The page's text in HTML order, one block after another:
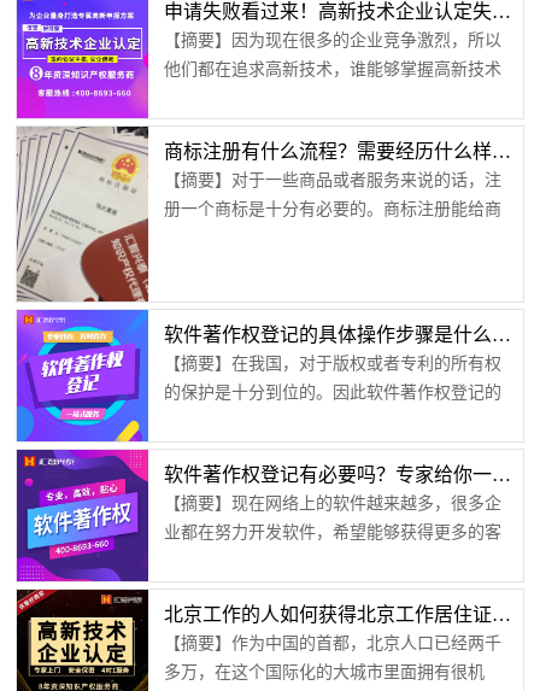
麻烦重重。这些误区有哪些呢？让小编为您做
一下详细介绍：第一、等到需要的时候再申请
很多企业虽然已经涉及到高新技术，但是却没
时候，才想起来去申请，因为非常容易就能够
通过。其实，这就是申请误区，高新技术企业...
申请失败看过来！高新技术企业认定失败的原因在这里【汇智兴泰】
【摘要】因为现在很多的企业竞争激烈，所以
他们都在追求高新技术，谁能够掌握高新技术
是当下追求的技术更是站稳未来市场的技术，
所以很多的企业都想要争夺高新技术企业认
定。为何总是申请失败？虽然企业总是想要追
求高新技术，但是很多的企业都不肯拿出研发
大多数都失败，这是因为申请认定需要有条
件，...
商标注册有什么流程？需要经历什么样的过程？【汇智兴泰】
【摘要】对于一些商品或者服务来说的话，注
册一个商标是十分有必要的。商标注册能给商
品是什么牌子的，而这个商标就是很好的区分
度，这样就以便消费者购买自己喜欢的商标的
产品。那么下面我给大家讲一讲这个注册一个
识 我们在市场看见...
软件著作权登记的具体操作步骤是什么？【汇智兴泰】
【摘要】在我国，对于版权或者专利的所有权
的保护是十分到位的。因此软件著作权登记的
求就可以很快登记成功。只是一般需要等待的
时间有点长。但是现阶段很多人自己不了解登
记的具体步骤，所以茫然不知所措。而且，很
多人对于自己的产权或者版权所有没有保护意
大家详细的介绍一下软件著作权登记的具体步
骤。1、申请初始首先，登记者需要现注册中...
软件著作权登记有必要吗？专家给你一些建议【汇智兴泰】
【摘要】现在网络上的软件越来越多，很多企
业都在努力开发软件，希望能够获得更多的客
了一个问题，就是软件著作权登记。这也导致
现在市面上类似的软件非常多，不仅消费者不
知道如何选择，企业损失也比较大。但是软件
著作权登记有必要吗？现在一起听听专家对于
北京工作的人如何获得北京工作居住证【汇智兴泰】
【摘要】作为中国的首都，北京人口已经两千
多万，在这个国际化的大城市里面拥有很机